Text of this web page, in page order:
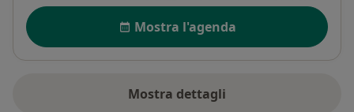
Disponibilità
Mostra l'agenda
Mostra dettagli
sull'indirizzo